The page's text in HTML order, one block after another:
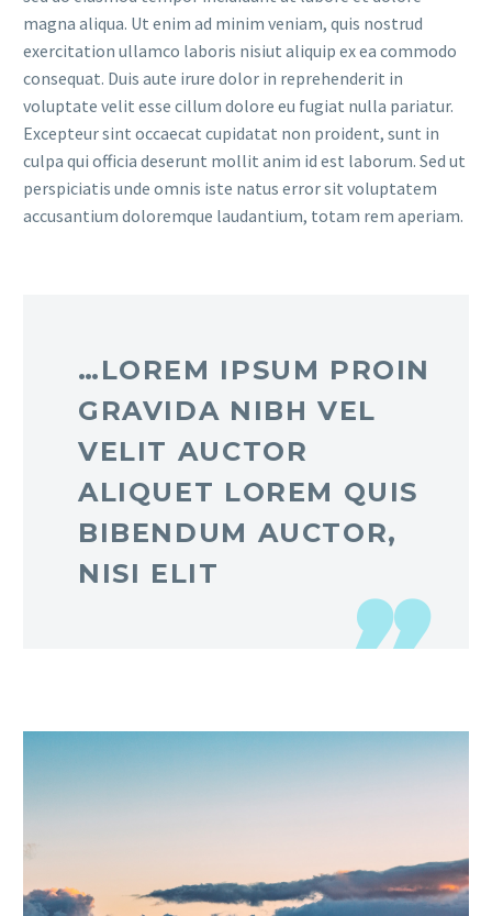
magna aliqua. Ut enim ad minim veniam, quis nostrud
exercitation ullamco laboris nisiut aliquip ex ea commodo
consequat. Duis aute irure dolor in reprehenderit in
voluptate velit esse cillum dolore eu fugiat nulla pariatur.
Excepteur sint occaecat cupidatat non proident, sunt in
culpa qui officia deserunt mollit anim id est laborum. Sed ut
perspiciatis unde omnis iste natus error sit voluptatem
accusantium doloremque laudantium, totam rem aperiam.
…LOREM IPSUM PROIN
GRAVIDA NIBH VEL
VELIT AUCTOR
ALIQUET LOREM QUIS
BIBENDUM AUCTOR,
NISI ELIT